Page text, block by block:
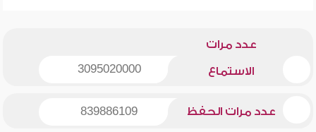
عدد مرات
الاستماع 3095020000
عدد مرات الحفظ 839886109